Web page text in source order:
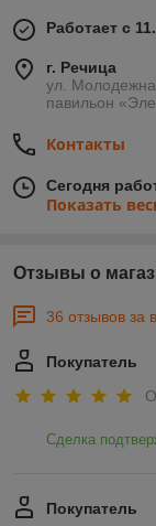
Работает с
г. Речица
ул.
павильон
Контакты
Сегодня
Показать
Отзывы о
36 отзывов за
Покупатель
Сделка
Покупатель